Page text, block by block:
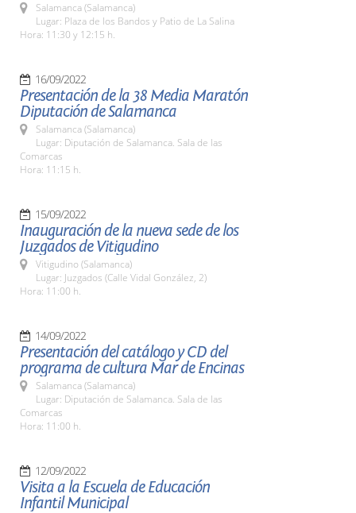
Salamanca (Salamanca)
Lugar: Plaza de los Bandos y Patio de La Salina
Hora: 11:30 y 12:15 h.
16/09/2022
Presentación de la 38 Media Maratón
Diputación de Salamanca
Salamanca (Salamanca)
Lugar: Diputación de Salamanca. Sala de las
Comarcas
Hora: 11:15 h.
15/09/2022
Inauguración de la nueva sede de los
Juzgados de Vitigudino
Vitigudino (Salamanca)
Lugar: Juzgados (Calle Vidal González, 2)
Hora: 11:00 h.
14/09/2022
Presentación del catálogo y CD del
programa de cultura Mar de Encinas
Salamanca (Salamanca)
Lugar: Diputación de Salamanca. Sala de las
Comarcas
Hora: 11:00 h.
12/09/2022
Visita a la Escuela de Educación
Infantil Municipal